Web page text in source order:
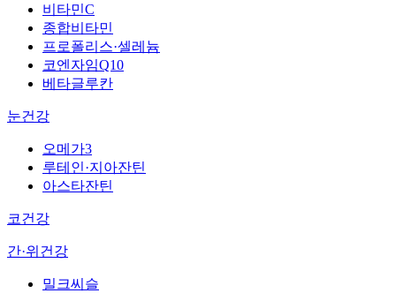
비타민C
종합비타민
프로폴리스·셀레늄
코엔자임Q10
베타글루칸
눈건강
오메가3
루테인·지아잔틴
아스타잔틴
코건강
간·위건강
밀크씨슬